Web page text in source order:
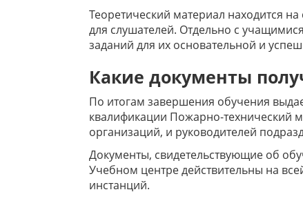
Теоретический материал находится
для слушателей. Отдельно с
заданий для их основательной и
Какие документы
По итогам завершения обучения
квалификации Пожарно-технический
организаций, и руководителей
Документы, свидетельствующие об
Учебном центре действительны на
инстанций.